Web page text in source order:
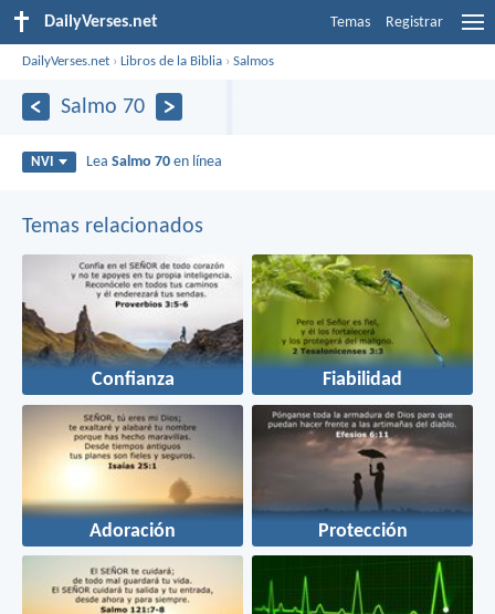
DailyVerses.net Temas Registrar
DailyVerses.net ›Libros de la Biblia ›Salmos
Salmo 70
NVI LeaSalmo 70 en línea
Temas relacionados
Confianza Fiabilidad
Adoración Protección